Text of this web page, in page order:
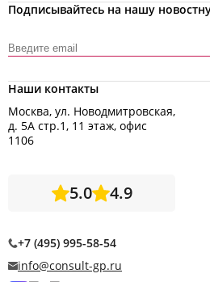
Подписывайтесь на нашу
Наши контакты
Москва, ул. Новодмитровская,
д. 5А стр.1, 11 этаж, офис
1106
5.0 4.9
+7 (495) 995-58-54
info@consult-gp.ru